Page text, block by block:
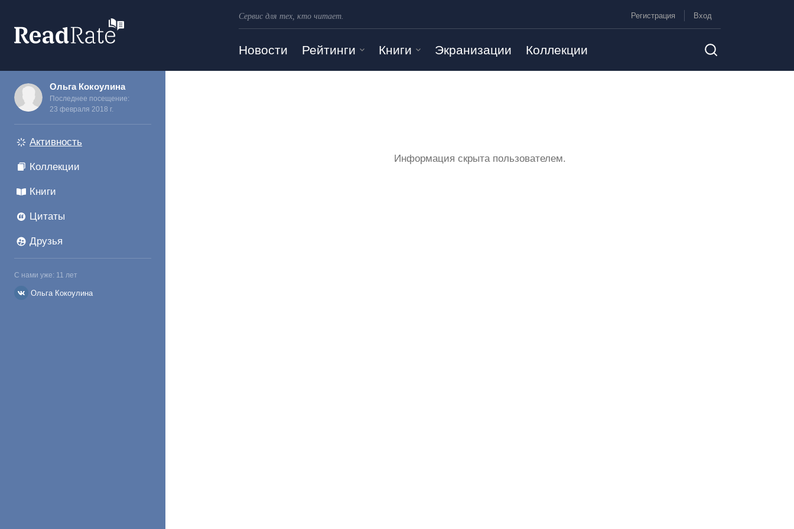
Сервис для тех, кто читает. Регистрация Вход
Новости Рейтинги Книги Экранизации Коллекции
Ольга Кокоулина
Последнее посещение:
23 февраля 2018 г.
Активность
Коллекции
Книги
Цитаты
Друзья
С нами уже: 11 лет
Ольга Кокоулина
Информация скрыта пользователем.